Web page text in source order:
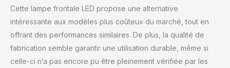
voyages en camping ou
les urgences. La lampe
frontale est livrée avec
une batterie
rechargeable et un étui
de charge portable, de
Cette lampe frontale LED propose une alternative
intéressante aux modèles plus coûteux du marché, tout en
offrant des performances similaires. De plus, la qualité de
fabrication semble garantir une utilisation durable, même si
celle-ci n’a pas encore pu être pleinement vérifiée par les